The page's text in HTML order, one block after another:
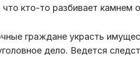
что кто-то разбивает камнем
граждане украсть
дело. Ведется